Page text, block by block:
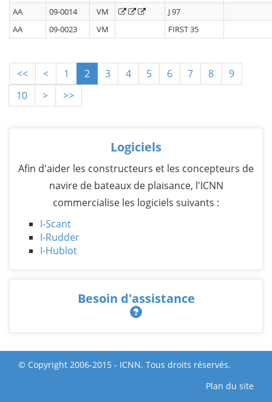
AA
09-0014 VM
J 97
AA
09-0023 VM FIRST 35
<< < 1 2 3 4 5 6 7 8
9
10
> >>
Logiciels
Afin d'aider les constructeurs et les concepteurs de
navire de bateaux de plaisance, l'ICNN
commercialise les logiciels suivants :
I-Scant
I-Rudder
I-Hublot
Besoin d'assistance
© Copyright 2006-2015 - ICNN. Tous droits réservés.
Plan du site